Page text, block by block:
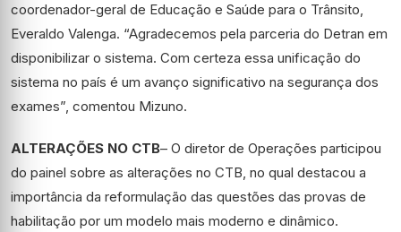
coordenador-geral de Educação e Saúde para o Trânsito,
Everaldo Valenga. “Agradecemos pela parceria do Detran em
disponibilizar o sistema. Com certeza essa unificação do
sistema no país é um avanço significativo na segurança dos
exames”, comentou Mizuno.
ALTERAÇÕES NO CTB– O diretor de Operações participou
do painel sobre as alterações no CTB, no qual destacou a
importância da reformulação das questões das provas de
habilitação por um modelo mais moderno e dinâmico.